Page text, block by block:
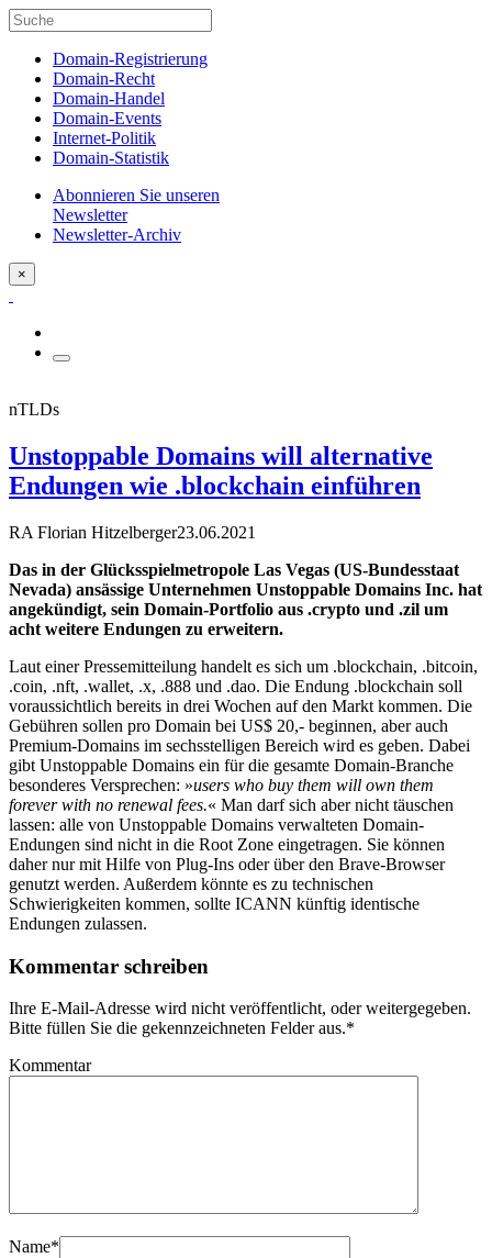
Domain-Registrierung
Domain-Recht
Domain-Handel
Domain-Events
Internet-Politik
Domain-Statistik
Abonnieren Sie unseren
Newsletter
Newsletter-Archiv
×
nTLDs
Unstoppable Domains will alternative
Endungen wie .blockchain einführen
RA Florian Hitzelberger23.06.2021
Das in der Glücksspielmetropole Las Vegas (US-Bundesstaat
Nevada) ansässige Unternehmen Unstoppable Domains Inc. hat
angekündigt, sein Domain-Portfolio aus .crypto und .zil um
acht weitere Endungen zu erweitern.
Laut einer Pressemitteilung handelt es sich um .blockchain, .bitcoin,
.coin, .nft, .wallet, .x, .888 und .dao. Die Endung .blockchain soll
voraussichtlich bereits in drei Wochen auf den Markt kommen. Die
Gebühren sollen pro Domain bei US$ 20,- beginnen, aber auch
Premium-Domains im sechsstelligen Bereich wird es geben. Dabei
gibt Unstoppable Domains ein für die gesamte Domain-Branche
besonderes Versprechen: »users who buy them will own them
forever with no renewal fees.« Man darf sich aber nicht täuschen
lassen: alle von Unstoppable Domains verwalteten Domain-
Endungen sind nicht in die Root Zone eingetragen. Sie können
daher nur mit Hilfe von Plug-Ins oder über den Brave-Browser
genutzt werden. Außerdem könnte es zu technischen
Schwierigkeiten kommen, sollte ICANN künftig identische
Endungen zulassen.
Kommentar schreiben
Ihre E-Mail-Adresse wird nicht veröffentlicht, oder weitergegeben.
Bitte füllen Sie die gekennzeichneten Felder aus.*
Kommentar
Name*